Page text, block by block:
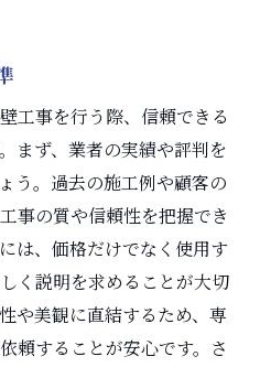
工事を行う際、信頼できる
まず、業者の実績や評判を
う。過去の施工例や顧客の
事の質や信頼性を把握でき
は、価格だけでなく使用す
く説明を求めることが大切
や美観に直結するため、専
頼することが安心です。さ